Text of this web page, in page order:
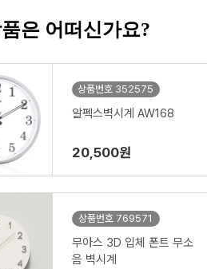
은 어떠신가요?
상품번호 352575
알펙스벽시계 AW168
20,500원
상품번호 769571
무아스 3D 입체 폰트 무소
음 벽시계